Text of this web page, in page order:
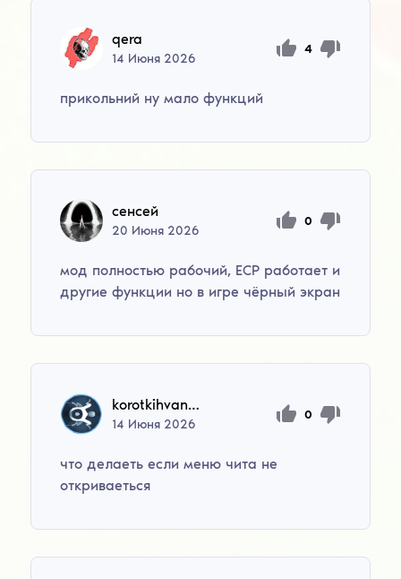
qera
14 Июня 2026
4
прикольний ну мало функций
сенсей
20 Июня 2026
0
мод полностью рабочий, ECP работает и
другие функции но в игре чёрный экран
korotkihvana755
14 Июня 2026
0
что делаеть если меню чита не
откриваеться